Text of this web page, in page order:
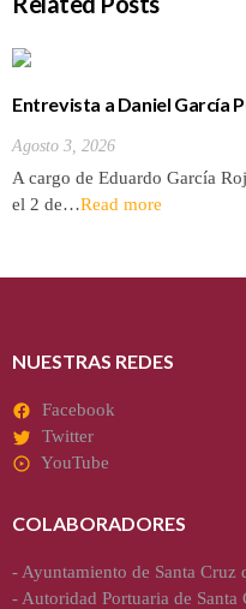
Entrevista a Daniel García
Agosto 3, 2026
A cargo de Eduardo García
el 2 de…Read more
NUESTRAS REDES
Facebook
Twitter
YouTube
COLABORADORES
- Ayuntamiento de Santa Cruz
- Autoridad Portuaria de Santa